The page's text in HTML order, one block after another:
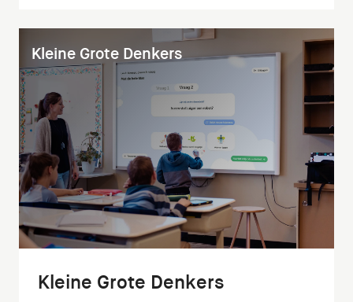
spaarplan.
Kleine Grote Denkers
Kleine Grote Denkers